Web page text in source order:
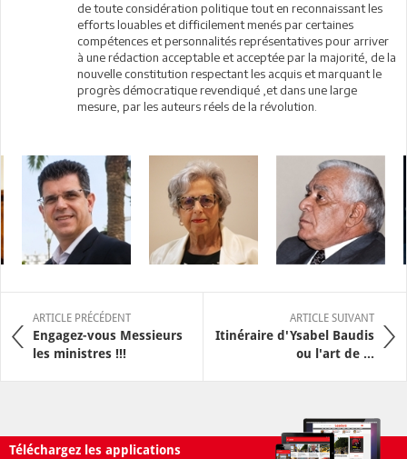
de toute considération politique tout en reconnaissant les
efforts louables et difficilement menés par certaines
compétences et personnalités représentatives pour arriver
à une rédaction acceptable et acceptée par la majorité, de la
nouvelle constitution respectant les acquis et marquant le
progrès démocratique revendiqué ,et dans une large
mesure, par les auteurs réels de la révolution.
ARTICLE PRÉCÉDENT
Engagez-vous Messieurs
les ministres !!!
ARTICLE SUIVANT
Itinéraire d'Ysabel Baudis
ou l'art de ...
Téléchargez les applications